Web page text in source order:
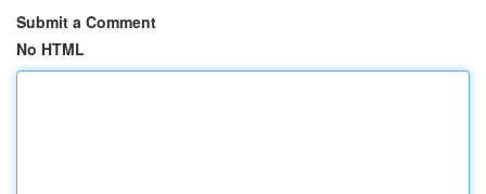
Submit a Comment
No HTML